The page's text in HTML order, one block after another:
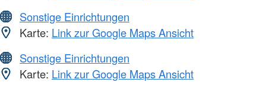
Sonstige Einrichtungen
Karte: Link zur Google Maps Ansicht
Sonstige Einrichtungen
Karte: Link zur Google Maps Ansicht